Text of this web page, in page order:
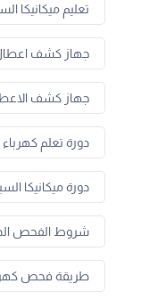
تعليم ميكانيكا
جهاز كشف اعطال
جهاز كشف
دورة تعلم كهرباء
دورة ميكانيكا
شروط الفحص
طريقة فحص